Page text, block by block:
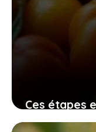
Ces étapes
vos graines